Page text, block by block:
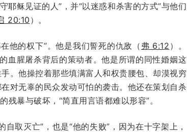
耶稣见证的人”，并“以迷惑和杀害的方式”与他们
20:10）。
他的权下”。他是我们誓死的仇敌（ 弗 6:12 ）。
血腥屠杀背后的策动者。他是所谓的同性婚姻这
。他操控着那些填满富人和权贵腰包、却漠视穷
对无辜的民众发动可怕的袭击。他还在策划自杀
残暴与破坏，“简直用言语都难以形容”。
取灭亡”，也是“他的失败”，因为在十字架上，